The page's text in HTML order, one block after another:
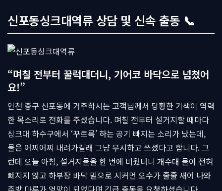
신포동싱크대역류 상담 및 신속 출동 📞
“며칠 전부터 꿀럭대더니, 기어코 바닥으로 넘쳤어
요!”
인천 중구 신포동에 거주하시는 고객님께서 당황한 기색이 역력
한 목소리로 전화를 주셨습니다. 며칠 전부터 설거지할 때마다
싱크대 하수구에서 ‘꾸르륵’ 하는 공기 빠지는 소리가 났는데,
물은 어찌어찌 내려가길래 그냥 무시하고 쓰셨다고 합니다. 그
런데 오늘 아침, 설거지물을 한 번에 비웠더니 개수대 물이 전혀
빠지지 않고 하부장 바닥 밑으로 시커먼 오수가 줄줄 새어 나와